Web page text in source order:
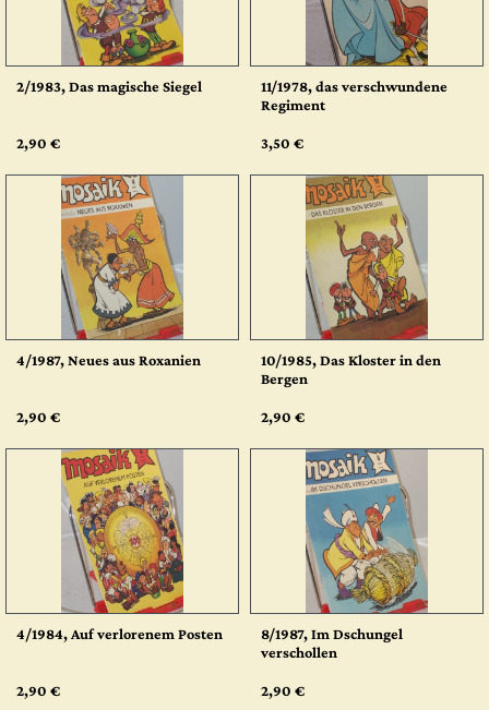
2/1983, Das magische Siegel
2,90 €
11/1978, das verschwundene
Regiment
3,50 €
4/1987, Neues aus Roxanien
2,90 €
10/1985, Das Kloster in den
Bergen
2,90 €
4/1984, Auf verlorenem Posten
2,90 €
8/1987, Im Dschungel
verschollen
2,90 €